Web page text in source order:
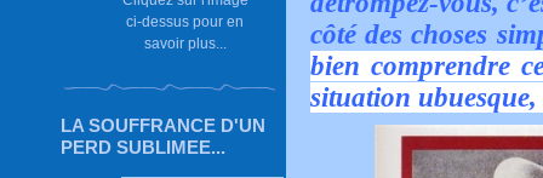
ci-dessus pour en
savoir plus...
LA SOUFFRANCE D'UN
PERD SUBLIMEE...
côté des choses
bien comprendre
situation